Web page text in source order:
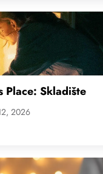
Place: Skladište
2026